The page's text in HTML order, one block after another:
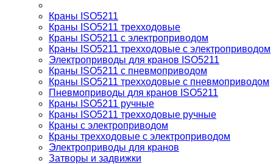
Краны ISO5211
Краны ISO5211 трехходовые
Краны ISO5211 с электроприводом
Краны ISO5211 трехходовые с электроприводом
Электроприводы для кранов ISO5211
Краны ISO5211 с пневмоприводом
Краны ISO5211 трехходовые с пневмоприводом
Пневмоприводы для кранов ISO5211
Краны ISO5211 ручные
Краны ISO5211 трехходовые ручные
Краны с электроприводом
Краны трехходовые с электроприводом
Электроприводы для кранов
Затворы и задвижки